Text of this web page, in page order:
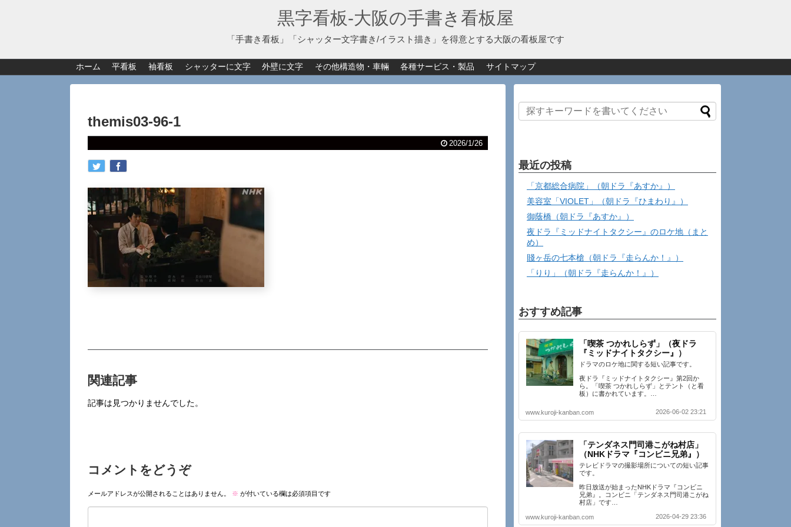
黒字看板‐大阪の手書き看板屋
「手書き看板」「シャッター文字書き/イラスト描き」を得意とする大阪の看板屋です
ホーム 平看板 袖看板 シャッターに文字 外壁に文字 その他構造物・車輛 各種サービス・製品 サイトマップ
themis03-96-1
2026/1/26
関連記事
記事は見つかりませんでした。
コメントをどうぞ
メールアドレスが公開されることはありません。 ※ が付いている欄は必須項目です
最近の投稿
「京都総合病院」（朝ドラ『あすか』）
美容室「VIOLET」（朝ドラ『ひまわり』）
御蔭橋（朝ドラ『あすか』）
夜ドラ『ミッドナイトタクシー』のロケ地（まと
め）
賤ヶ岳の七本槍（朝ドラ『走らんか！』）
「りり」（朝ドラ『走らんか！』）
おすすめ記事
「喫茶 つかれしらず」（夜ドラ
『ミッドナイトタクシー』）
ドラマのロケ地に関する短い記事です。
夜ドラ『ミッドナイトタクシー』第2回か
ら。「喫茶 つかれしらず」とテント（と看
板）に書かれています。…
www.kuroji-kanban.com 2026-06-02 23:21
「テンダネス門司港こがね村店」
（NHKドラマ『コンビニ兄弟』）
テレビドラマの撮影場所についての短い記事
です。
昨日放送が始まったNHKドラマ『コンビニ
兄弟』。コンビニ「テンダネス門司港こがね
村店」です…
www.kuroji-kanban.com 2026-04-29 23:36